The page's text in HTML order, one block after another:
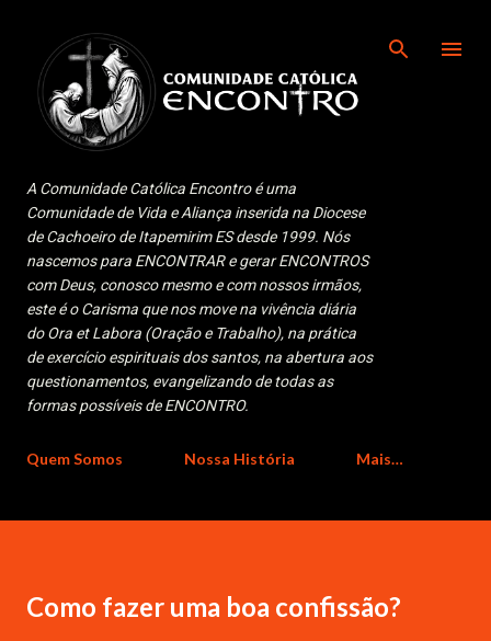
A Comunidade Católica Encontro é uma
Comunidade de Vida e Aliança inserida na Diocese
de Cachoeiro de Itapemirim ES desde 1999. Nós
nascemos para ENCONTRAR e gerar ENCONTROS
com Deus, conosco mesmo e com nossos irmãos,
este é o Carisma que nos move na vivência diária
do Ora et Labora (Oração e Trabalho), na prática
de exercício espirituais dos santos, na abertura aos
questionamentos, evangelizando de todas as
formas possíveis de ENCONTRO.
Quem Somos Nossa História Mais…
Como fazer uma boa confissão?